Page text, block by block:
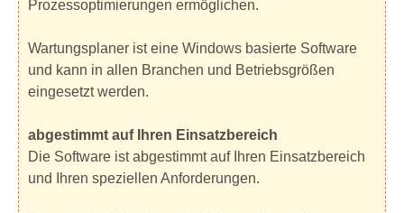
Prozessoptimierungen ermöglichen.
Wartungsplaner ist eine Windows basierte Software
und kann in allen Branchen und Betriebsgrößen
eingesetzt werden.
abgestimmt auf Ihren Einsatzbereich
Die Software ist abgestimmt auf Ihren Einsatzbereich
und Ihren speziellen Anforderungen.